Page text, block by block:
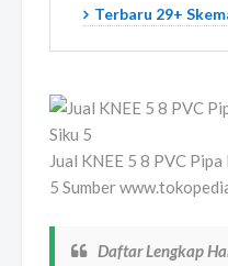
Terbaru 29+
Jual KNEE 5 8 PVC
5 Sumber
Daftar Lengkap